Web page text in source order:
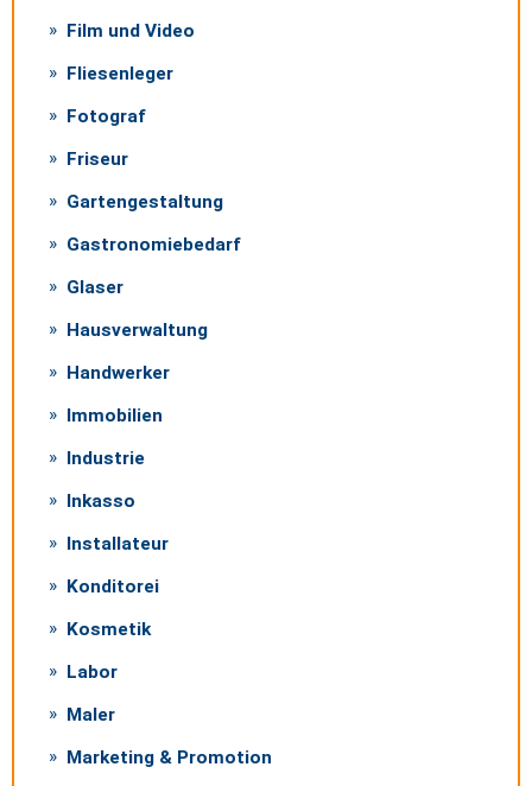
Film und Video
Fliesenleger
Fotograf
Friseur
Gartengestaltung
Gastronomiebedarf
Glaser
Hausverwaltung
Handwerker
Immobilien
Industrie
Inkasso
Installateur
Konditorei
Kosmetik
Labor
Maler
Marketing & Promotion